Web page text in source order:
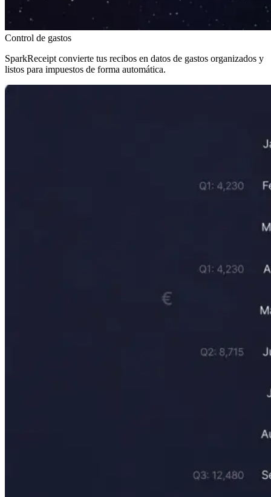
Control de gastos
SparkReceipt convierte tus recibos en datos de gastos organizados y
listos para impuestos de forma automática.